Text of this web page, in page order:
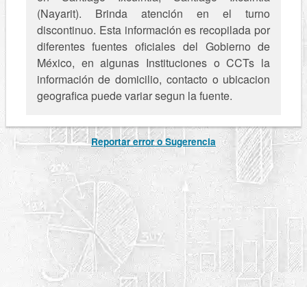
(Nayarit). Brinda atención en el turno
discontinuo. Esta información es recopilada por
diferentes fuentes oficiales del Gobierno de
México, en algunas Instituciones o CCTs la
información de domicilio, contacto o ubicacion
geografica puede variar segun la fuente.
Reportar error o Sugerencia